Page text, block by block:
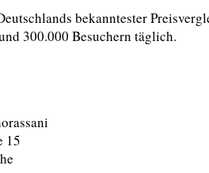
bekanntester
300.000 Besuchern täglich.
15